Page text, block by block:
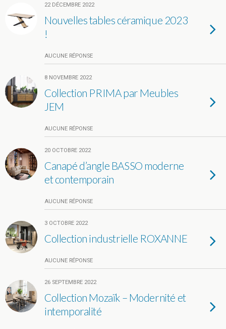
22 DÉCEMBRE 2022
Nouvelles tables céramique 2023
!
AUCUNE RÉPONSE
8 NOVEMBRE 2022
Collection PRIMA par Meubles
JEM
AUCUNE RÉPONSE
20 OCTOBRE 2022
Canapé d’angle BASSO moderne
et contemporain
AUCUNE RÉPONSE
3 OCTOBRE 2022
Collection industrielle ROXANNE
AUCUNE RÉPONSE
26 SEPTEMBRE 2022
Collection Mozaïk – Modernité et
intemporalité